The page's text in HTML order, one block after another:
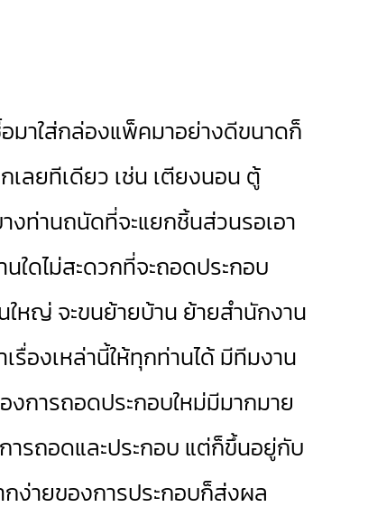
มาใส่กล่องแพ็คมาอย่างดีขนาดก็
ลยทีเดียว เช่น เตียงนอน ตู้
งท่านถนัดที่จะแยกชิ้นส่วนรอเอา
ใดไม่สะดวกที่จะถอดประกอบ
ใหญ่ จะขนย้ายบ้าน ย้ายสำนักงาน
รื่องเหล่านี้ให้ทุกท่านได้ มีทีมงาน
การถอดประกอบใหม่มีมากมาย
ารถอดและประกอบ แต่ก็ขึ้นอยู่กับ
ง่ายของการประกอบก็ส่งผล